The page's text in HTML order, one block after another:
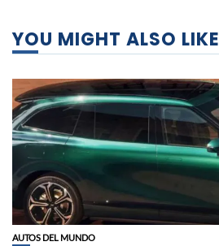
YOU MIGHT ALSO LIKE
AUTOS DEL MUNDO